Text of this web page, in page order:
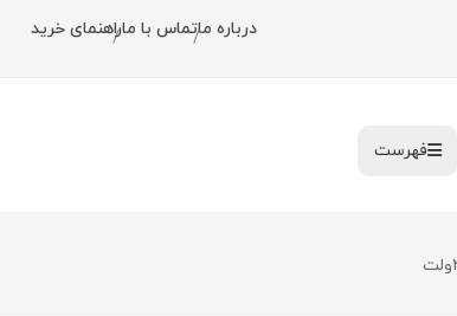
درباره ما/تماس با ما/
راهنمای خرید
فهرست